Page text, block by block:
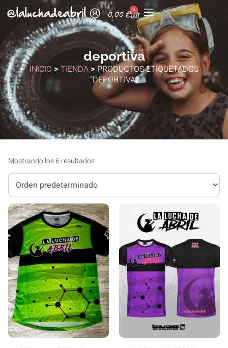
0,00€ 0
deportiva
INICIO > TIENDA > PRODUCTOS ETIQUETADOS
“DEPORTIVA”
Mostrando los 6 resultados